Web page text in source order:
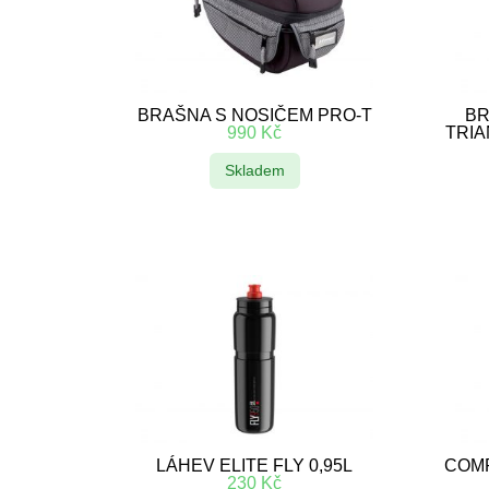
BRAŠNA S NOSIČEM PRO-T
990 Kč
Skladem
LÁHEV ELITE FLY 0,95L
230 Kč